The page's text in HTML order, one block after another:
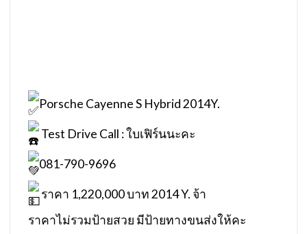
Porsche Cayenne S Hybrid 2014Y.
Test Drive Call : ใบเฟิร์นนะคะ
081-790-9696
ราคา 1,220,000 บาท 2014 Y. จ้า
ราคาไม่รวมป้ายสวย มีป้ายทางขนส่งให้คะ